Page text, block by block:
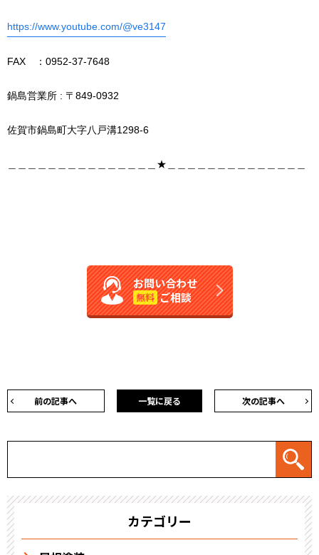
https://www.youtube.com/@ve3147
FAX ：0952-37-7648
鍋島営業所 : 〒849-0932
佐賀市鍋島町大字八戸溝1298-6
＿＿＿＿＿＿＿＿＿＿＿＿＿＿＿★＿＿＿＿＿＿＿＿＿＿＿＿＿＿
お問い合わせ
無料 ご相談
前の記事へ 次の記事へ
一覧に戻る
カテゴリー